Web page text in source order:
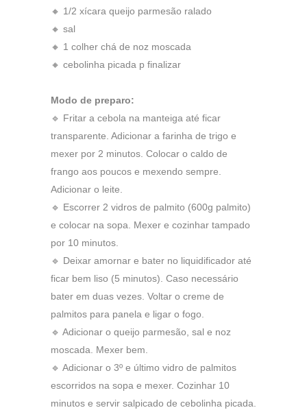
🔸 1/2 xícara queijo parmesão ralado
🔸 sal
🔸 1 colher chá de noz moscada
🔸 cebolinha picada p finalizar
Modo de preparo:
🔹 Fritar a cebola na manteiga até ficar
transparente. Adicionar a farinha de trigo e
mexer por 2 minutos. Colocar o caldo de
frango aos poucos e mexendo sempre.
Adicionar o leite.
🔹 Escorrer 2 vidros de palmito (600g palmito)
e colocar na sopa. Mexer e cozinhar tampado
por 10 minutos.
🔹 Deixar amornar e bater no liquidificador até
ficar bem liso (5 minutos). Caso necessário
bater em duas vezes. Voltar o creme de
palmitos para panela e ligar o fogo.
🔹 Adicionar o queijo parmesão, sal e noz
moscada. Mexer bem.
🔹 Adicionar o 3º e último vidro de palmitos
escorridos na sopa e mexer. Cozinhar 10
minutos e servir salpicado de cebolinha picada.